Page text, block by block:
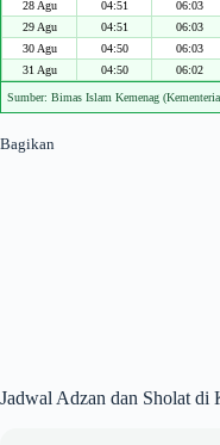
28 Agu
04:51 06:03
29 Agu
04:51 06:03
30 Agu
04:50 06:03
31 Agu
04:50 06:02
Sumber: Bimas Islam Kemenag
Bagikan
Jadwal Adzan dan Sholat di